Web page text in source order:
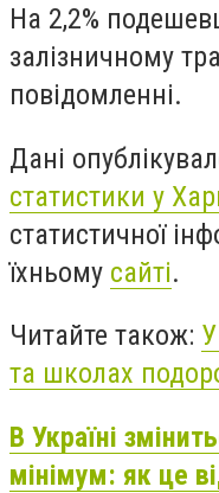
На 2,2%
залізничному
повідомленні.
Дані
статистики у
статистичної
їхньому сайті.
Читайте також:
та школах
В Україні
мінімум: як це